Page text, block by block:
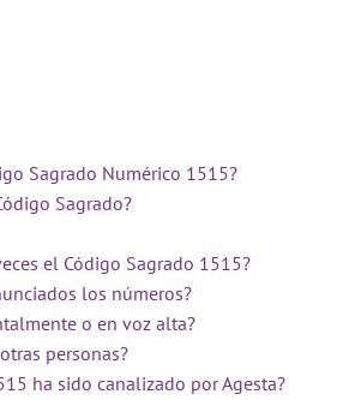
Sagrado Numérico 1515?
Sagrado?
el Código Sagrado 1515?
los números?
o en voz alta?
personas?
ha sido canalizado por Agesta?